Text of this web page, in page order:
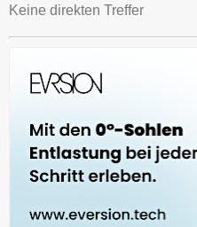
Keine direkten Treffer